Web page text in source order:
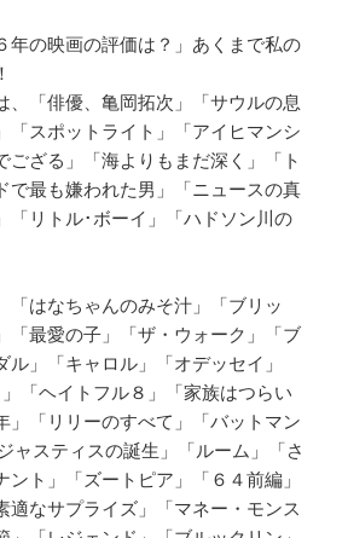
年の映画の評価は？」あくまで私の
俳優、亀岡拓次」「サウルの息
「スポットライト」「アイヒマンシ
ござる」「海よりもまだ深く」「ト
最も嫌われた男」「ニュースの真
「リトル･ボーイ」「ハドソン川の
はなちゃんのみそ汁」「ブリッ
「最愛の子」「ザ・ウォーク」「ブ
」「キャロル」「オデッセイ」
」「ヘイトフル８」「家族はつらい
」「リリーのすべて」「バットマン
スティスの誕生」「ルーム」「さ
ント」「ズートピア」「６４前編」
適なサプライズ」「マネー・モンス